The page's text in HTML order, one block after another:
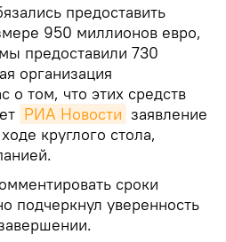
предоставить
950 миллионов евро,
предоставили 730
организация
о том, что этих средств
РИА Новости заявление
круглого стола,
сроки
подчеркнул уверенность